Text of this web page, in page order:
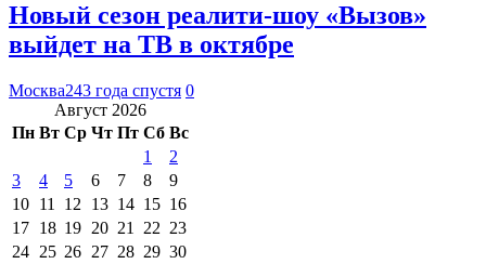
Новый сезон реалити-шоу «Вызов»
выйдет на ТВ в октябре
Москва243 года спустя 0
Август 2026
Пн Вт Ср Чт Пт Сб Вс
1
2
3
4 5 6 7 8
9
10 11 12 13 14 15 16
17 18 19 20 21 22 23
24 25 26 27 28 29 30